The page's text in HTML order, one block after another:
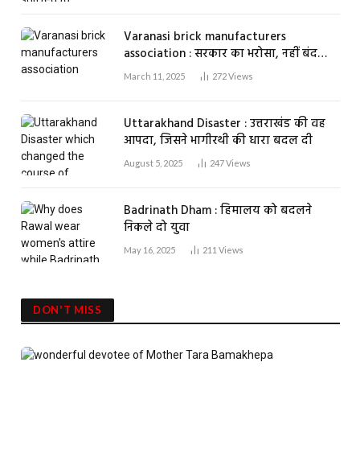
Varanasi brick manufacturers
association : सरकार का भरोसा, नहीं बंद
होगा एक भी ईंट भट्ठा
March 11, 2025 272Views
Uttarakhand Disaster : उत्तराखंड की वह
आपदा, जिसने भागीरथी की धारा बदल दी
August 5, 2025 247Views
Badrinath Dham : हिमालय को बदलने
निकले दो युवा
May 16, 2025 211 Views
DON'T MISS